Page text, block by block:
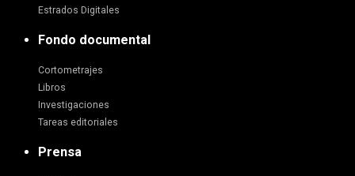
Estrados Digitales
Fondo documental
Cortometrajes
Libros
Investigaciones
Tareas editoriales
Prensa